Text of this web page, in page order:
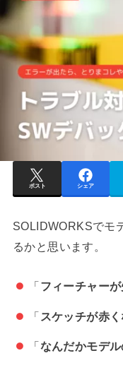
ポスト シェア
SOLIDWORKSでモ
るかと思います。
「フィーチャー
「 スケッチが赤
「なんだかモデ